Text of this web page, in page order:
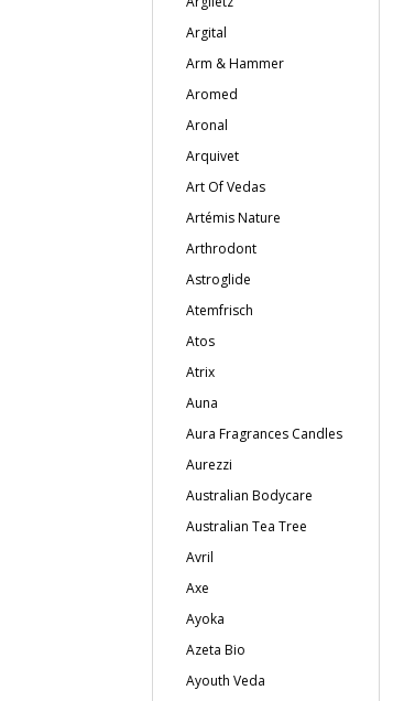
Argital
Arm & Hammer
Aromed
Aronal
Arquivet
Art Of Vedas
Artémis Nature
Arthrodont
Astroglide
Atemfrisch
Atos
Atrix
Auna
Aura Fragrances Candles
Aurezzi
Australian Bodycare
Australian Tea Tree
Avril
Axe
Ayoka
Azeta Bio
Ayouth Veda